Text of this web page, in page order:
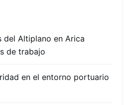
del Altiplano en Arica
de trabajo
en el entorno portuario